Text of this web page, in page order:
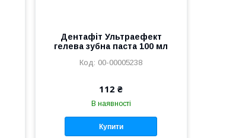
Дентафіт Ультраефект
гелева зубна паста 100 мл
00-00005238
112 ₴
В наявності
Купити